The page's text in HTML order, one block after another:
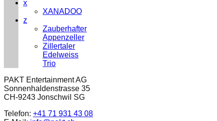
x
XANADOO
z
Zauberhafter
Appenzeller
Zillertaler
Edelweiss
Trio
PAKT Entertainment AG
Sonnenhaldenstrasse 35
CH-9243 Jonschwil SG
Telefon: +41 71 931 43 08